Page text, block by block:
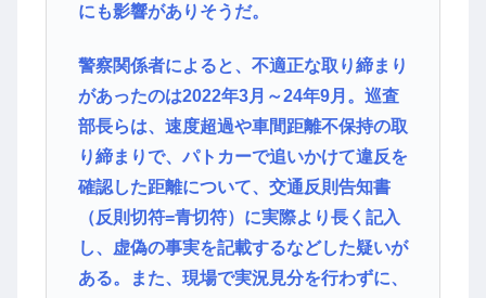
にも影響がありそうだ。
警察関係者によると、不適正な取り締まり
があったのは2022年3月～24年9月。巡査
部長らは、速度超過や車間距離不保持の取
り締まりで、パトカーで追いかけて違反を
確認した距離について、交通反則告知書
（反則切符=青切符）に実際より長く記入
し、虚偽の事実を記載するなどした疑いが
ある。また、現場で実況見分を行わずに、